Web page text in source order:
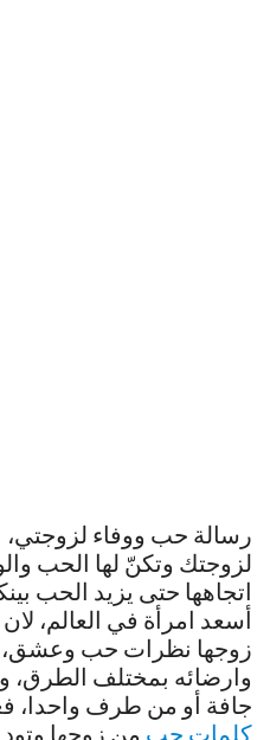
رسالة حب ووفاء لزوجتي،
لزوجتك وتكنّ لها الحب
اتجاهها حتى يزيد الحب
أسعد امرأة في العالم،
زوجها نظرات حب وعشق،
وارضائه بمختلف الطرق،
جافة أو من طرف واحدا،
كلمات حب من زوجها وتود